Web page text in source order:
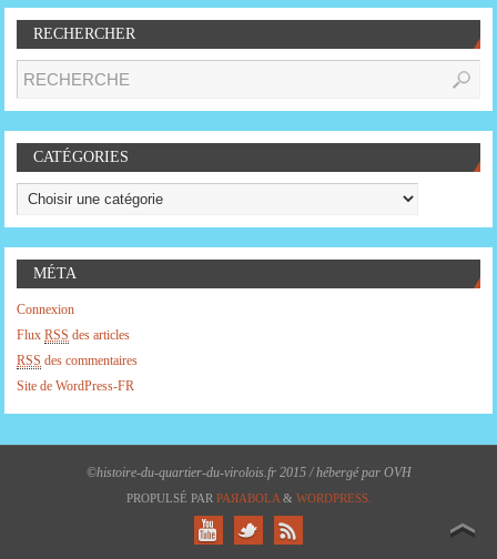
RECHERCHER
CATÉGORIES
MÉTA
Connexion
FluxRSS des articles
RSS des commentaires
Site de WordPress-FR
©histoire-du-quartier-du-virolois.fr 2015 / hébergé par OVH
PROPULSÉ PAR PAЯABOLA& WORDPRESS.